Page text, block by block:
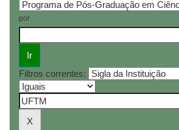
por
Filtros correntes: